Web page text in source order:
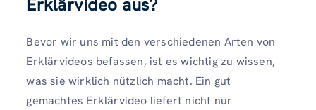
Bevor wir uns mit den verschiedenen Arten von
Erklärvideos befassen, ist es wichtig zu wissen,
was sie wirklich nützlich macht. Ein gut
gemachtes Erklärvideo liefert nicht nur